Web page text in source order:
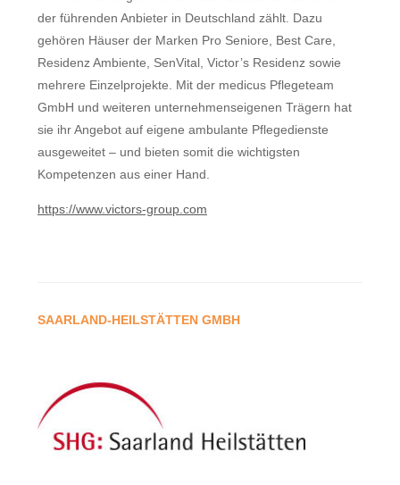
der führenden Anbieter in Deutschland zählt. Dazu
gehören Häuser der Marken Pro Seniore, Best Care,
Residenz Ambiente, SenVital, Victor’s Residenz sowie
mehrere Einzelprojekte. Mit der medicus Pflegeteam
GmbH und weiteren unternehmenseigenen Trägern hat
sie ihr Angebot auf eigene ambulante Pflegedienste
ausgeweitet – und bieten somit die wichtigsten
Kompetenzen aus einer Hand.
https://www.victors-group.com
SAARLAND-HEILSTÄTTEN GMBH